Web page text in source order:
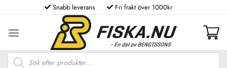
to
content
Snabb leverans Fri frakt över 1000kr
Produktsökning